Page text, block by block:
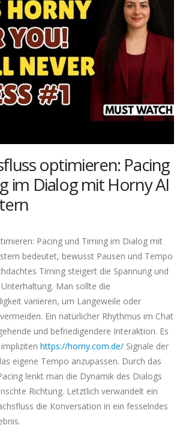
optimieren: Pacing
im Dialog mit Horny AI
Pacing und Timing im Dialog mit
bedeutet, bewusst Pausen und Tempo
Timing steigert die Spannung und
Man sollte die
variieren, um Langeweile oder
Ein natürlicher Rhythmus im Chat
und befriedigendere Interaktion. Es
https://horny.com.de/ Signale der
eigene Tempo anzupassen. Durch das
lenkt man die Dynamik des Dialogs
Richtung. Letztlich verwandelt ein
die Konversation in ein fesselndes